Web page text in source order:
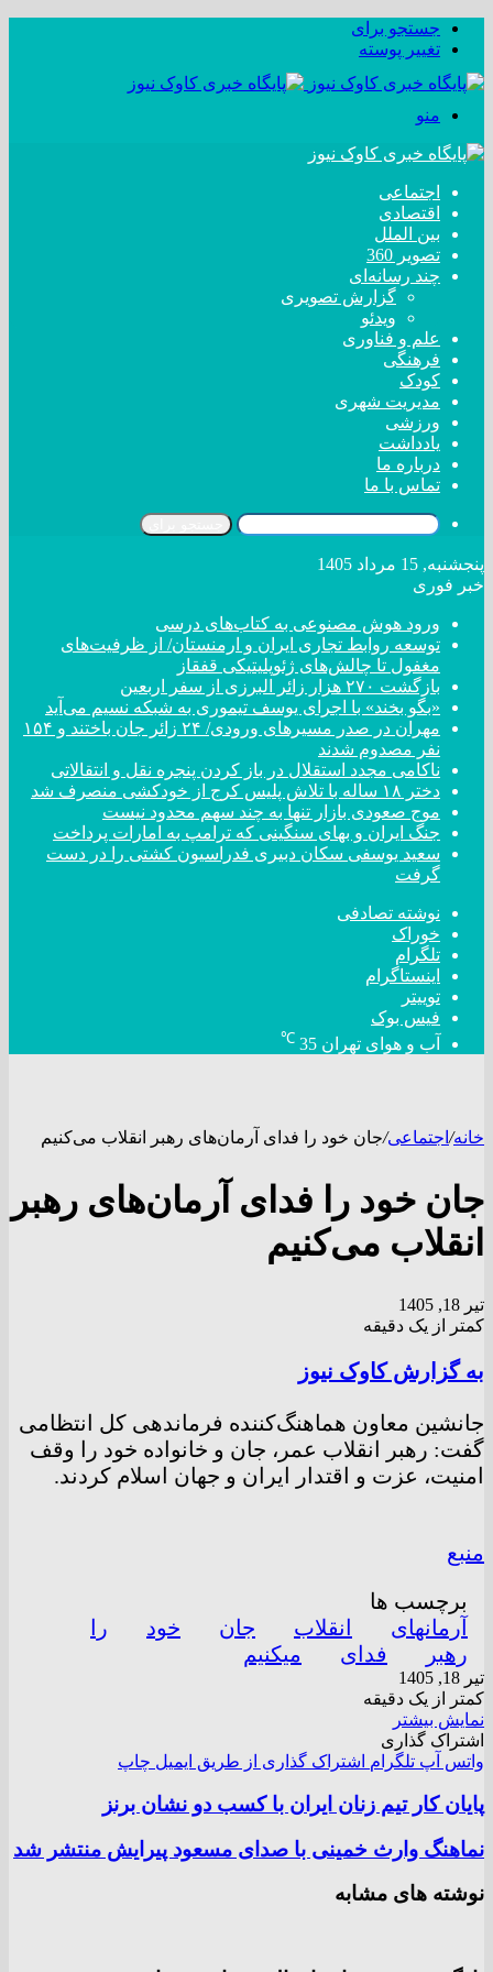
جستجو برای
تغییر پوسته
منو
اجتماعی
اقتصادی
بین الملل
تصویر 360
چند رسانه‌ای
گزارش تصویری
ویدئو
علم و فناوری
فرهنگی
کودک
مدیریت شهری
ورزشی
یادداشت
درباره ما
تماس با ما
پنجشنبه, 15 مرداد 1405
خبر فوری
ورود هوش مصنوعی به کتاب‌های درسی
توسعه روابط تجاری ایران و ارمنستان/ از ظرفیت‌های
مغفول تا چالش‌های ژئوپلیتیکی قفقاز
بازگشت ۲۷۰ هزار زائر البرزی از سفر اربعین
«بگو بخند» با اجرای یوسف تیموری به شبکه نسیم می‌آید
مهران در صدر مسیر‌های ورودی/ ۲۴ زائر جان باختند و ۱۵۴
نفر مصدوم شدند
ناکامی مجدد استقلال در باز کردن پنجره نقل و انتقالاتی
دختر ‌۱۸‌ ‌ساله‌ با تلاش پلیس کرج از خودکشی منصرف شد
موج صعودی بازار تنها به چند سهم محدود نیست
جنگ ایران و بهای سنگینی که ترامپ به امارات پرداخت
سعید یوسفی سکان دبیری فدراسیون کشتی را در دست
گرفت
نوشته تصادفی
خوراک
تلگرام
اینستاگرام
توییتر
فیس بوک
آب و هوای تهران 35
℃
خانه/ اجتماعی/جان خود را فدای آرمان‌های رهبر انقلاب می‌کنیم
جان خود را فدای آرمان‌های رهبر
انقلاب می‌کنیم
تیر 18, 1405
کمتر از یک دقیقه
به گزارش کاوک نیوز
جانشین معاون هماهنگ‌کننده فرماندهی کل انتظامی
گفت: رهبر انقلاب عمر، جان و خانواده خود را وقف
امنیت، عزت و اقتدار ایران و جهان اسلام کردند.
منبع
برچسب ها
آرمانهای
انقلاب جان خود
را
رهبر
فدای میکنیم
تیر 18, 1405
کمتر از یک دقیقه
نمایش بیشتر
اشتراک گذاری
واتس آپ تلگرام اشتراک گذاری از طریق ایمیل چاپ
​​​​​​​پایان کار تیم زنان ایران با کسب دو نشان برنز
نماهنگ وارث خمینی با صدای مسعود پیرایش منتشر شد
نوشته های مشابه